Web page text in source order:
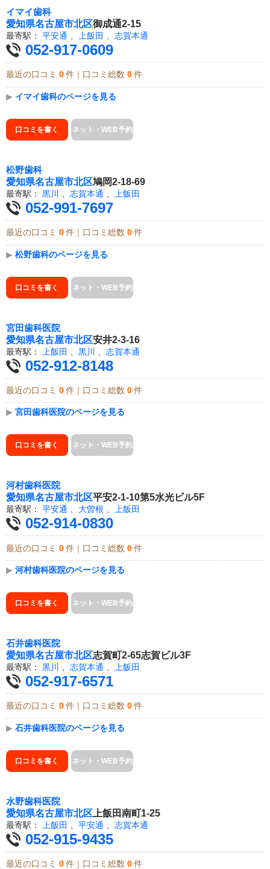
イマイ歯科
愛知県名古屋市北区御成通2-15
最寄駅： 平安通 上飯田 志賀本通
052-917-0609
最近の口コミ 0 件｜口コミ総数 0 件
▶ イマイ歯科のページを見る
口コミを書く ネット・WEB予約
松野歯科
愛知県名古屋市北区鳩岡2-18-69
最寄駅： 黒川 志賀本通 上飯田
052-991-7697
最近の口コミ 0 件｜口コミ総数 0 件
▶ 松野歯科のページを見る
口コミを書く ネット・WEB予約
宮田歯科医院
愛知県名古屋市北区安井2-3-16
最寄駅： 上飯田 黒川 志賀本通
052-912-8148
最近の口コミ 0 件｜口コミ総数 0 件
▶ 宮田歯科医院のページを見る
口コミを書く ネット・WEB予約
河村歯科医院
愛知県名古屋市北区平安2-1-10第5水光ビル5F
最寄駅： 平安通 、 大曽根 、 上飯田
052-914-0830
最近の口コミ 0 件｜口コミ総数 0 件
▶ 河村歯科医院のページを見る
口コミを書く ネット・WEB予約
石井歯科医院
愛知県名古屋市北区志賀町2-65志賀ビル3F
最寄駅： 黒川 志賀本通 上飯田
052-917-6571
最近の口コミ 0 件｜口コミ総数 0 件
▶ 石井歯科医院のページを見る
口コミを書く ネット・WEB予約
水野歯科医院
愛知県名古屋市北区 上飯田南町1-25
最寄駅： 上飯田 平安通 志賀本通
052-915-9435
最近の口コミ 0 件｜口コミ総数 0 件